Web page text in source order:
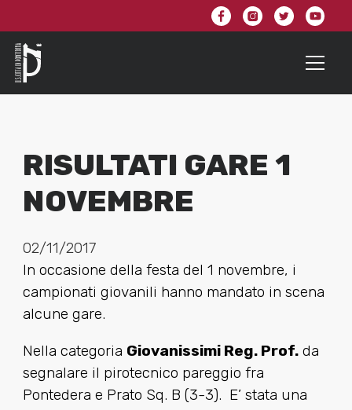
RISULTATI GARE 1
NOVEMBRE
02/11/2017
In occasione della festa del 1 novembre, i
campionati giovanili hanno mandato in scena
alcune gare.
Nella categoria Giovanissimi Reg. Prof.da
segnalare il pirotecnico pareggio fra
Pontedera e Prato Sq. B (3-3). E’ stata una